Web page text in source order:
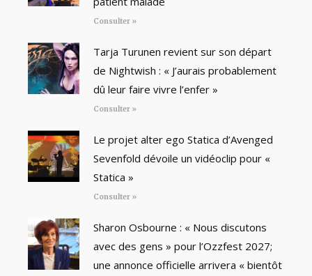
Consulter »
Tarja Turunen revient sur son départ
de Nightwish : « J’aurais probablement
dû leur faire vivre l’enfer »
Consulter »
Le projet alter ego Statica d’Avenged
Sevenfold dévoile un vidéoclip pour «
Statica »
Consulter »
Sharon Osbourne : « Nous discutons
avec des gens » pour l’Ozzfest 2027;
une annonce officielle arrivera « bientôt